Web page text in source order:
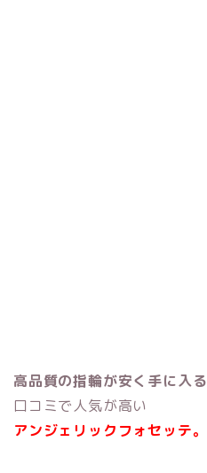
高品質の指輪が安く手に入る
口コミで人気が高い
アンジェリックフォセッテ。